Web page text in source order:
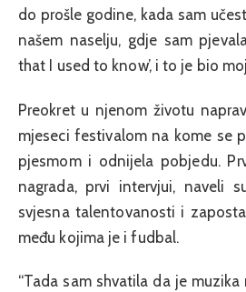
do prošle godine, kada sam
našem naselju, gdje sam
that I used to know’, i to je bio
Preokret u njenom životu
mjeseci festivalom na kome se
pjesmom i odnijela pobjedu.
nagrada, prvi intervjui, naveli
svjesna talentovanosti i
među kojima je i fudbal.
“Tada sam shvatila da je